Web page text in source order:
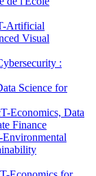
Artificial
Visual
:
Science for
Economics, Data
Finance